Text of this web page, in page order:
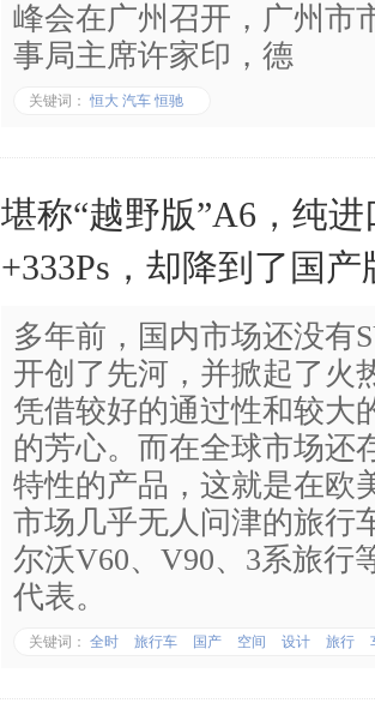
峰会在广州召开，广州市
事局主席许家印，德
关键词： 恒大 汽车 恒驰
堪称“越野版”A6，纯
+333Ps，却降到了国产
多年前，国内市场还没有
开创了先河，并掀起了火
凭借较好的通过性和较大
的芳心。而在全球市场还
特性的产品，这就是在欧
市场几乎无人问津的旅行
尔沃V60、V90、3系旅行
代表。
关键词： 全时 旅行车 国产 空间 设计 旅行